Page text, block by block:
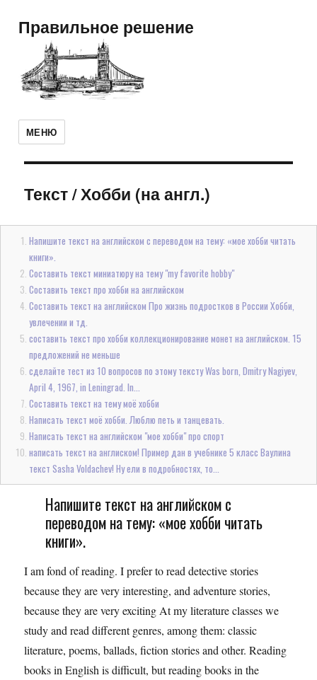
Правильное решение
МЕНЮ
Текст/Хобби (на англ.)
Напишите текст на английском с переводом на тему: «мое хобби читать
книги».
Составить текст миниатюру на тему "my favorite hobby"
Составить текст про хобби на английском
Составить текст на английском Про жизнь подростков в России Хобби,
увлечении и тд.
составить текст про хобби коллекционирование монет на английском. 15
предложений не меньше
сделайте тест из 10 вопросов по этому тексту Was born, Dmitry Nagiyev,
April 4, 1967, in Leningrad. In...
Составить текст на тему моё хобби
Написать текст моё хобби. Люблю петь и танцевать.
Написать текст на английском "мое хобби" про спорт
написать текст на англиском! Пример дан в учебнике 5 класс Ваулина
текст Sasha Voldachev! Ну ели в подробностях, то...
Напишите текст на английском с
переводом на тему: «мое хобби читать
книги».
I am fond of reading. I prefer to read detective stories
because they are very interesting, and adventure stories,
because they are very exciting At my literature classes we
study and read different genres, among them: classic
literature, poems, ballads, fiction stories and other. Reading
books in English is difficult, but reading books in the